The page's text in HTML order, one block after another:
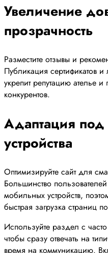
Увеличение
прозрачность
Разместите отзывы и
Публикация сертификатов
укрепит репутацию ателье
конкурентов.
Адаптация
устройства
Оптимизируйте сайт для
Большинство
мобильных устройств,
быстрая загрузка страниц
Используйте раздел с
чтобы сразу отвечать на
время на коммуникацию.